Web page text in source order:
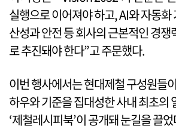
실행으로 이어져야 하고, AI와 자동화
산성과 안전 등 회사의 근본적인 경
로 추진돼야 한다”고 주문했다.
이번 행사에서는 현대제철 구성원들
하우와 기준을 집대성한 사내 최초의
‘제철레시피북’이 공개돼 눈길을 끌